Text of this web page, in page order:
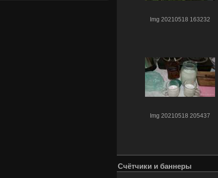
Img 20210518 163232
Img 20210518 205437
Счётчики и баннеры